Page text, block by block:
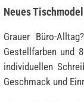
Neues
Grauer Büro-
Gestellfarben und
individuellen
Geschmack und